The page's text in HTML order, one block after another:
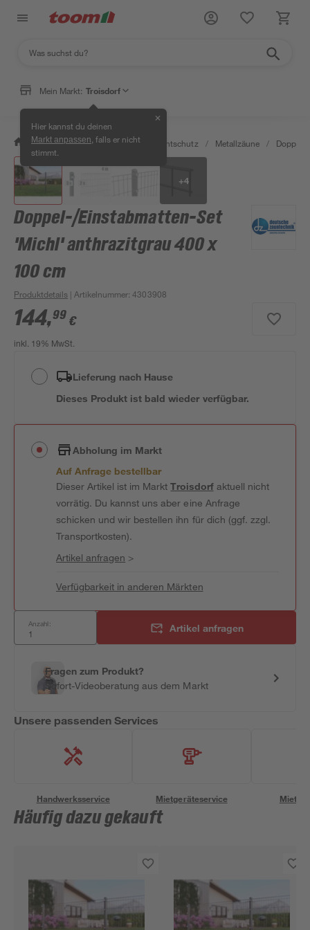
Mein Markt: Troisdorf
Hier kannst du deinen
Markt anpassen , falls er nicht
stimmt.
✕
/ Garten & Freizeit / Zäune & Sichtschutz / Metallzäune /
+4
Doppel-/Einstabmatten-Set
'Michl' anthrazitgrau 400 x
100 cm
Produktdetails | Artikelnummer:4303908
144,99 €
inkl. 19% MwSt.
Lieferung nach Hause
Dieses Produkt ist bald wieder verfügbar.
Abholung im Markt
Auf Anfrage bestellbar
Dieser Artikel ist im MarktTroisdorfaktuell nicht
vorrätig. Du kannst uns aber eine Anfrage
schicken und wir bestellen ihn für dich (ggf. zzgl.
Transportkosten).
Artikel anfragen >
Verfügbarkeit in anderen Märkten
Anzahl: Artikel anfragen
Fragen zum Produkt?
Sofort-Videoberatung aus dem Markt
Unsere passenden Services
Handwerksservice Mietgeräteservice
Häufig dazu gekauft